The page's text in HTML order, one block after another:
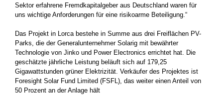
Sektor erfahrene Fremdkapitalgeber aus Deutschland waren für
uns wichtige Anforderungen für eine risikoarme Beteiligung.“
Das Projekt in Lorca bestehe in Summe aus drei Freiflächen PV-
Parks, die der Generalunternehmer Solarig mit bewährter
Technologie von Jinko und Power Electronics errichtet hat. Die
geschätzte jährliche Leistung beläuft sich auf 179,25
Gigawattstunden grüner Elektrizität. Verkäufer des Projektes ist
Foresight Solar Fund Limited (FSFL), das weiter einen Anteil von
50 Prozent an der Anlage hält